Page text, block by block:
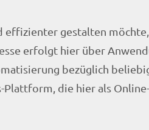
effizienter gestalten
erfolgt hier über
bezüglich
die hier als